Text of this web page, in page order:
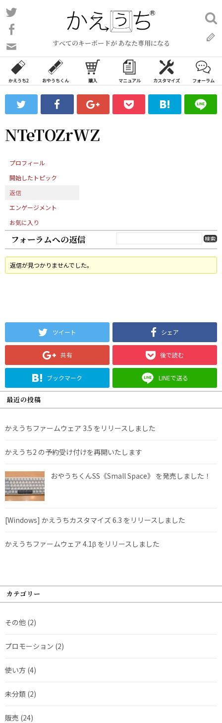
コ
ン
ン
ツ
ス
ッ
プ
すべてのキーボードが あなた専用になる
い
合
わ
フ
ォ
検
索:
かえうち2 おやうちくん 購入 マニュアル カスタマイズ フォーラム
NTeTOZrWZ
プロフィール
開始したトピック
返信
エンゲージメント
お気に入り
フォーラムへの返信
返信が見つかりませんでした。
ツイート シェア
共有 後で読む
ブックマーク LINEで送る
最近の投稿
かえうちファームウェア 3.5 をリリースしました
かえうち2 の予約受け付けを再開いたします
おやうちくんSS《Small Space》 を発売しました！
[Windows] かえうちカスタマイズ 6.3 をリリースしました
かえうちファームウェア 4.1β をリリースしました
カテゴリー
その他 (2)
プロモーション (2)
使い方 (4)
未分類 (2)
販売 (24)